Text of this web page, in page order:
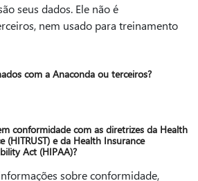
seus dados. Ele não é
nem usado para treinamento
com a Anaconda ou terceiros?
conformidade com as diretrizes da Health
(HITRUST) e da Health Insurance
Act (HIPAA)?
sobre conformidade,